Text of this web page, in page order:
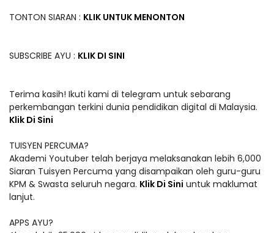
TONTON SIARAN : KLIK UNTUK MENONTON
SUBSCRIBE AYU : KLIK DI SINI
Terima kasih! Ikuti kami di telegram untuk sebarang
perkembangan terkini dunia pendidikan digital di Malaysia.
Klik Di Sini
TUISYEN PERCUMA?
Akademi Youtuber telah berjaya melaksanakan lebih 6,000
Siaran Tuisyen Percuma yang disampaikan oleh guru-guru
KPM & Swasta seluruh negara. Klik Di Sini untuk maklumat
lanjut.
APPS AYU?